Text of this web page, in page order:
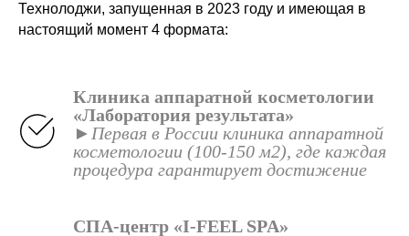
Технолоджи, запущенная в 2023 году и имеющая в
настоящий момент 4 формата:
Клиника аппаратной косметологии
«Лаборатория результата»
►Первая в России клиника аппаратной
косметологии (100-150 м2), где каждая
процедура гарантирует достижение
СПА-центр «I-FEEL SPA»